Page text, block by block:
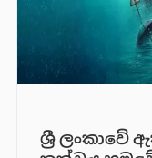
ශ්‍රී ලංකාවේ